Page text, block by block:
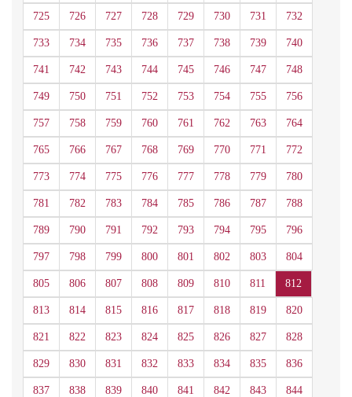
725 726 727 728 729 730 731 732
733 734 735 736 737 738 739 740
741 742 743 744 745 746 747 748
749 750 751 752 753 754 755 756
757 758 759 760 761 762 763 764
765 766 767 768 769 770 771 772
773 774 775 776 777 778 779 780
781 782 783 784 785 786 787 788
789 790 791 792 793 794 795 796
797 798 799 800 801 802 803 804
805 806 807 808 809 810 811 812
813 814 815 816 817 818 819 820
821 822 823 824 825 826 827 828
829 830 831 832 833 834 835 836
837 838 839 840 841 842 843 844